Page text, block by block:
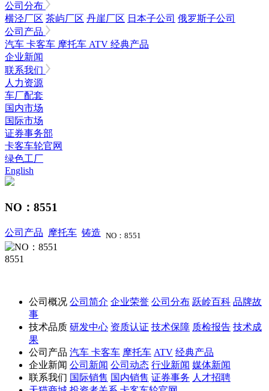
公司分布
横泾厂区 茶屿厂区 丹崖厂区 日本子公司 俄罗斯子公司
公司产品
汽车 卡客车 摩托车 ATV 经典产品
企业新闻
联系我们
人力资源
车厂配套
国内市场
国际市场
证券事务部
卡客车轮官网
绿色工厂
English
NO：8551
公司产品 摩托车 铸造 NO：8551
8551
公司概况 公司简介 企业荣誉 公司分布 跃岭百科 品牌故
事
技术品质 研发中心 资质认证 技术保障 质检报告 技术成
果
公司产品 汽车 卡客车 摩托车 ATV 经典产品
企业新闻 公司新闻 公司动态 行业新闻 媒体新闻
联系我们 国际销售 国内销售 证券事务 人才招聘